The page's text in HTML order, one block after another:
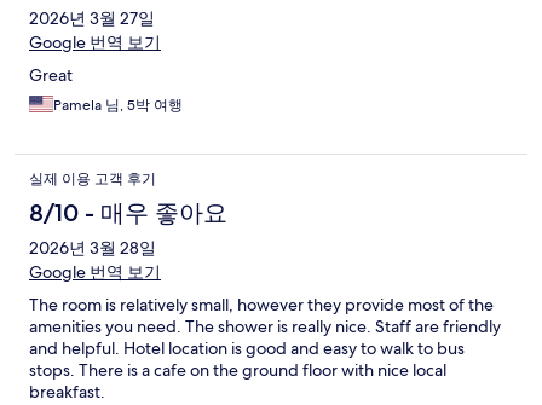
2026년 3월 27일
Google 번역 보기
Great
Pamela 님, 5박 여행
실제 이용 고객 후기
8/10 - 매우 좋아요
2026년 3월 28일
Google 번역 보기
The room is relatively small, however they provide most of the
amenities you need. The shower is really nice. Staff are friendly
and helpful. Hotel location is good and easy to walk to bus
stops. There is a cafe on the ground floor with nice local
breakfast.